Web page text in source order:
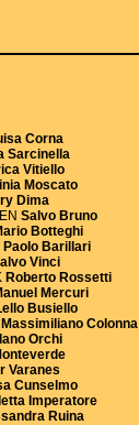
Corna
Sarcinella
Vitiello
Moscato
Dima
Salvo Bruno
Botteghi
Paolo Barillari
Vinci
Roberto Rossetti
Mercuri
Busiello
Massimiliano Colonna
Orchi
Varanes
Cunselmo
Imperatore
Ruina